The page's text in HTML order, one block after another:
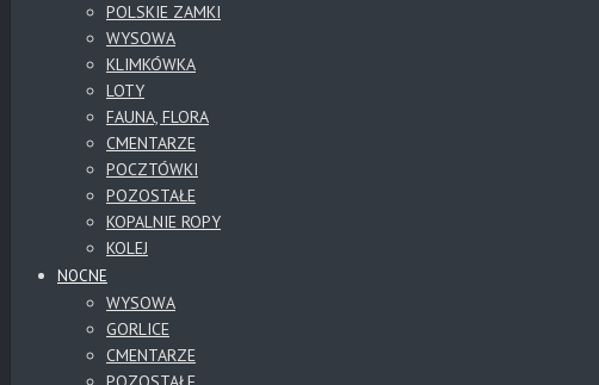
POLSKIE ZAMKI
WYSOWA
KLIMKÓWKA
LOTY
FAUNA, FLORA
CMENTARZE
POCZTÓWKI
POZOSTAŁE
KOPALNIE ROPY
KOLEJ
NOCNE
WYSOWA
GORLICE
CMENTARZE